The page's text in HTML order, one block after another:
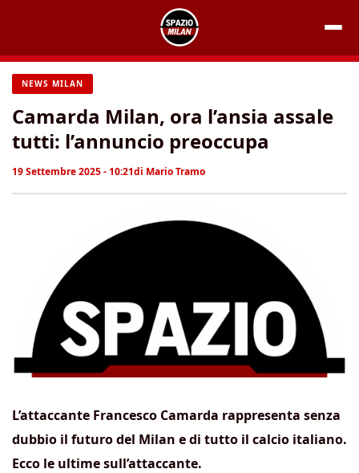
contenuto
NEWS MILAN
Camarda Milan, ora l’ansia assale
tutti: l’annuncio preoccupa
19 Settembre 2025 - 10:21di Mario Tramo
L’attaccante Francesco Camarda rappresenta senza
dubbio il futuro del Milan e di tutto il calcio italiano.
Ecco le ultime sull’attaccante.